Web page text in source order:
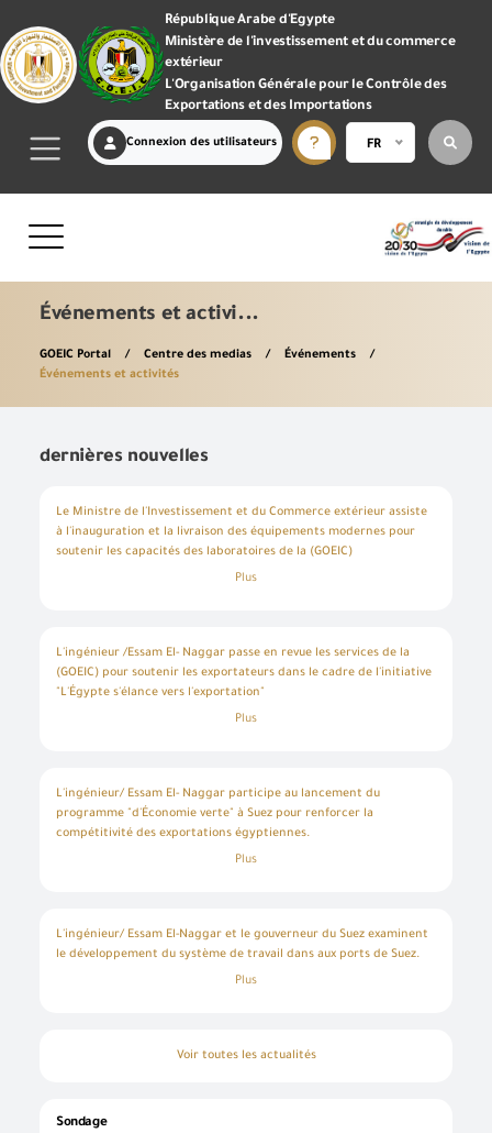
République Arabe d'Egypte
Ministère de l'investissement et du commerce
extérieur
L'Organisation Générale pour le Contrôle des
Exportations et des Importations
Connexion des utilisateurs FR
Événements et activi...
GOEIC Portal Centre des medias
Événements
Événements et activités
dernières nouvelles
Le Ministre de l'Investissement et du Commerce extérieur assiste
à l'inauguration et la livraison des équipements modernes pour
soutenir les capacités des laboratoires de la (GOEIC)
Plus
L'ingénieur /Essam El- Naggar passe en revue les services de la
(GOEIC) pour soutenir les exportateurs dans le cadre de l'initiative
"L'Égypte s'élance vers l'exportation"
Plus
L'ingénieur/ Essam El- Naggar participe au lancement du
programme "d'Économie verte" à Suez pour renforcer la
compétitivité des exportations égyptiennes.
Plus
L'ingénieur/ Essam El-Naggar et le gouverneur du Suez examinent
le développement du système de travail dans aux ports de Suez.
Plus
Voir toutes les actualités
Sondage